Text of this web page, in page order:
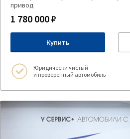
привод
1 780 000 ₽
Купить
Юридически чистый
и проверенный автомобиль